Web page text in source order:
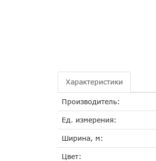
Характеристики
Производитель:
Ед. измерения:
Ширина, м:
Цвет: